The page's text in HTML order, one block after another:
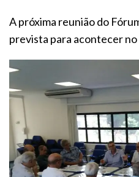
A próxima reunião do
prevista para acontecer